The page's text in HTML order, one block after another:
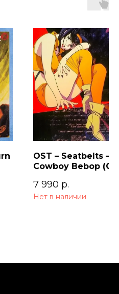
OST – Seatbelts –
Cowboy Bebop
7 990 р.
Нет в наличии